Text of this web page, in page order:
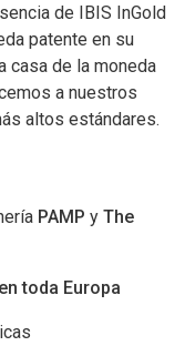
de IBIS InGold
patente en su
casa de la moneda
a nuestros
altos estándares.
PAMP y The
en toda Europa